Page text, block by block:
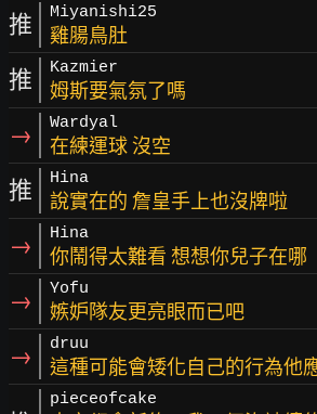
推 Miyanishi25
雞腸鳥肚
推 Kazmier
姆斯要氣氛了嗎
→ Wardyal
在練運球 沒空
推 Hina
說實在的 詹皇手上也沒牌啦
→ Hina
你鬧得太難看 想想你兒子在哪
→ Yofu
嫉妒隊友更亮眼而已吧
→ druu
這種可能會矮化自己的行為他
pieceofcake